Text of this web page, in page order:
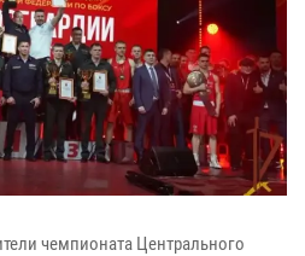
чемпионата Центрального